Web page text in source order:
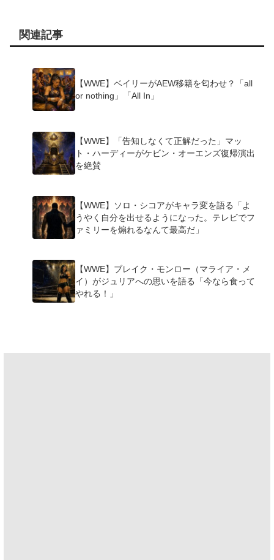
関連記事
【WWE】ベイリーがAEW移籍を匂わせ？「all
or nothing」「All In」
【WWE】「告知しなくて正解だった」マッ
ト・ハーディーがケビン・オーエンズ復帰演出
を絶賛
【WWE】ソロ・シコアがキャラ変を語る「よ
うやく自分を出せるようになった。テレビでフ
ァミリーを煽れるなんて最高だ」
【WWE】ブレイク・モンロー（マライア・メ
イ）がジュリアへの思いを語る「今なら食って
やれる！」